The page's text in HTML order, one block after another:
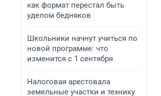
как формат перестал быть
уделом бедняков
Школьники начнут учиться по
новой программе: что
изменится с 1 сентября
Налоговая арестовала
земельные участки и технику